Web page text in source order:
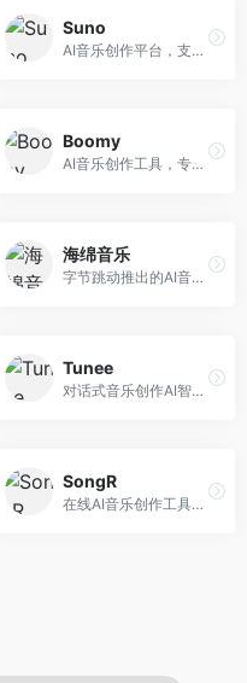
Suno
AI音乐创作平台，支持通过文字描述生成完整歌曲，包含歌词、旋律和人声。面向音乐爱好者、内容创作者和独立音乐人，操作门槛低，创作速度快，支持多种音乐风格，为音乐创作带来全新可能。
Boomy
AI音乐创作工具，专注于快速音乐生成与发布。面向音乐爱好者和业余创作者，支持一键生成原创音乐，可直接发布到音乐平台，创作门槛低。
海绵音乐
字节跳动推出的AI音乐创作平台，支持多风格音乐生成。面向内容创作者和音乐爱好者，提供歌词创作、旋律生成、编曲制作等服务，创作效率高，适合短视频配乐。
Tunee
对话式音乐创作AI智能体，支持自然语言交互创作。面向音乐爱好者，通过对话方式完成音乐创作，交互体验友好，创作过程直观。
SongR
在线AI音乐创作工具，支持歌词与旋律一体化生成。面向内容创作者和音乐爱好者，提供歌词创作、旋律生成、音乐制作等服务，操作简便，创作速度快。